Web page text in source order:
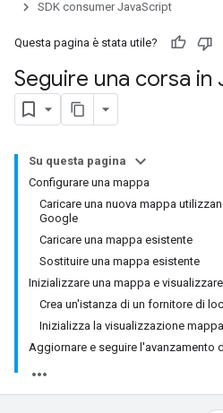
SDK consumer JavaScript
Questa pagina è stata utile?
Seguire una corsa in
Su questa pagina
Configurare una mappa
Caricare una nuova mappa
Google
Caricare una mappa esistente
Sostituire una mappa esistente
Inizializzare una mappa e
Crea un'istanza di un fornitore di
Inizializza la visualizzazione mappa
Aggiornare e seguire l'avanzamento